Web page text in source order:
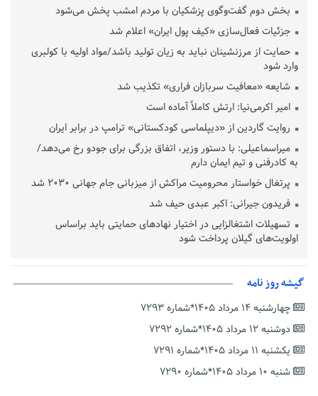
بخش دوم گفت‌وگوی پزشکیان با مردم امشب پخش می‌شود
جزئیات فعال‌سازی «کیف پول ایران» اعلام شد
حمایت از مرزنشینان نباید به زیان تولید باشد/مواد اولیه با کولبری
وارد شود
شایعه «معافیت سربازان فراری» تکذیب شد
امیر اکرمی‌نیا: ارتش کاملاً آماده است
روایت گاردین از «دیپلماسی کودکستانی» ترامپ در برابر ایران
میراسماعیلی: با دستور وزیر، اتفاق بزرگی برای جودو رخ می‌دهد/
به کادرفنی و تیم ایمان دارم
پرتغال خواستار محرومیت مراکش از میزبانی جام جهانی ۲۰۳۰ شد
فریدون جیرانی: اکبر عبدی حیف شد
تسهیلات اشتغالزایی در اختیار نهادهای حمایتی باید براساس
اولویت‌های گیلان پرداخت شود
دفتر رهبر انقلاب: مطالب خارج از مراجع رسمی فاقد سندیت است
بقائی: فضای مذاکرات فنی و سیاسی ایران و عمان درباره تنگه هرمز،
مثبت است
رئیس سازمان جهاد کشاورزی استان: کشاورزان گیلان نسبت به
دریافت یارانه کود اقدام کنند
گیشه روز نامه
چهارشنبه ۱۴ مرداد ۱۴۰۵*شماره ۷۲۹۳
دوشنبه ۱۲ مرداد ۱۴۰۵*شماره ۷۲۹۲
یکشنبه ۱۱ مرداد ۱۴۰۵*شماره ۷۲۹۱
شنبه ۱۰ مرداد ۱۴۰۵*شماره ۷۲۹۰